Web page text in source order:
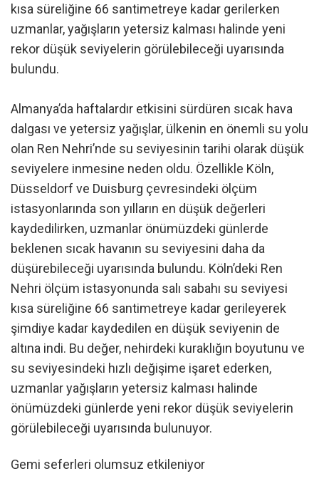
kısa süreliğine 66 santimetreye kadar gerilerken
uzmanlar, yağışların yetersiz kalması halinde yeni
rekor düşük seviyelerin görülebileceği uyarısında
bulundu.
Almanya’da haftalardır etkisini sürdüren sıcak hava
dalgası ve yetersiz yağışlar, ülkenin en önemli su yolu
olan Ren Nehri’nde su seviyesinin tarihi olarak düşük
seviyelere inmesine neden oldu. Özellikle Köln,
Düsseldorf ve Duisburg çevresindeki ölçüm
istasyonlarında son yılların en düşük değerleri
kaydedilirken, uzmanlar önümüzdeki günlerde
beklenen sıcak havanın su seviyesini daha da
düşürebileceği uyarısında bulundu. Köln’deki Ren
Nehri ölçüm istasyonunda salı sabahı su seviyesi
kısa süreliğine 66 santimetreye kadar gerileyerek
şimdiye kadar kaydedilen en düşük seviyenin de
altına indi. Bu değer, nehirdeki kuraklığın boyutunu ve
su seviyesindeki hızlı değişime işaret ederken,
uzmanlar yağışların yetersiz kalması halinde
önümüzdeki günlerde yeni rekor düşük seviyelerin
görülebileceği uyarısında bulunuyor.
Gemi seferleri olumsuz etkileniyor